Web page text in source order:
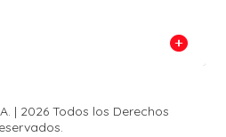
| 2026 Todos los Derechos